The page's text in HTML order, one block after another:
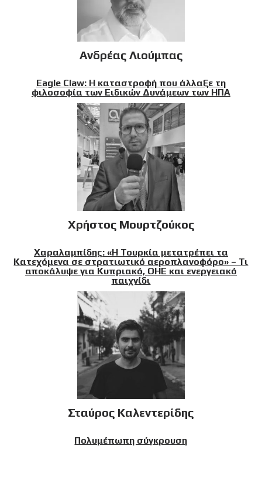
Ανδρέας Λιούμπας
Eagle Claw: Η καταστροφή που άλλαξε τη
φιλοσοφία των Ειδικών Δυνάμεων των ΗΠΑ
Χρήστος Μουρτζούκος
Χαραλαμπίδης: «Η Τουρκία μετατρέπει τα
Κατεχόμενα σε στρατιωτικό αεροπλανοφόρο» – Τι
αποκάλυψε για Κυπριακό, ΟΗΕ και ενεργειακό
παιχνίδι
Σταύρος Καλεντερίδης
Πολυμέπωπη σύγκρουση